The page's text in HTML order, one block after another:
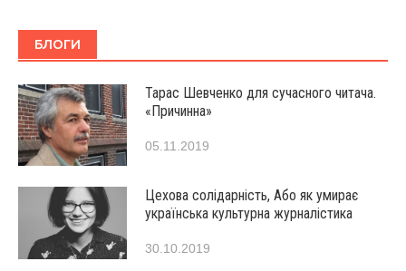
БЛОГИ
Тарас Шевченко для сучасного читача.
«Причинна»
05.11.2019
Цехова солідарність, Або як умирає
українська культурна журналістика
30.10.2019